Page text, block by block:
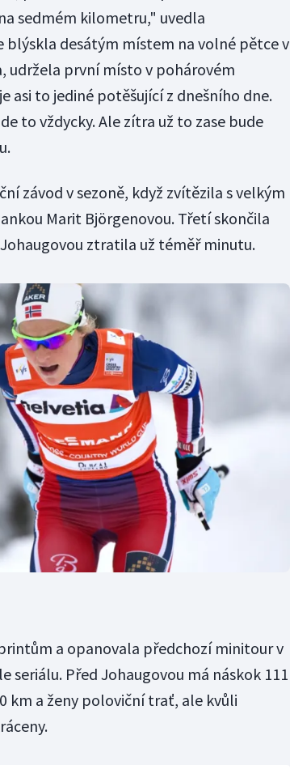
sedmém kilometru," uvedla
blýskla desátým místem na volné pětce v
udržela první místo v pohárovém
asi to jediné potěšující z dnešního dne.
to vždycky. Ale zítra už to zase bude
závod v sezoně, když zvítězila s velkým
Marit Björgenovou. Třetí skončila
ztratila už téměř minutu.
a opanovala předchozí minitour v
seriálu. Před Johaugovou má náskok 111
km a ženy poloviční trať, ale kvůli